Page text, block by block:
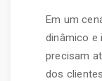
Em um
dinâmico e
precisam
dos